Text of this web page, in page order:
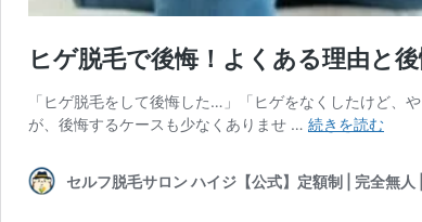
ヒゲ脱毛で後悔！よくある理由と
「ヒゲ脱毛をして後悔した…」「ヒゲをなくしたけど、
が、後悔するケースも少なくありませ … 続きを読むヒ
毛
セルフ脱毛サロン ハイジ【公式】定額制 | 完全無